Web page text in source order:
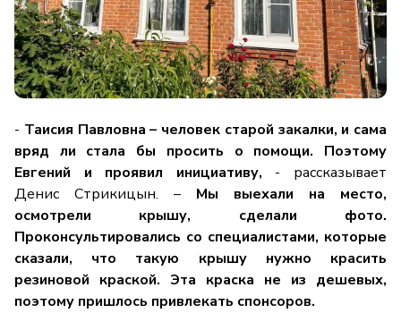
- Таисия Павловна – человек старой закалки, и сама
вряд ли стала бы просить о помощи. Поэтому
Евгений и проявил инициативу, - рассказывает
Денис Стрикицын. – Мы выехали на место,
осмотрели крышу, сделали фото.
Проконсультировались со специалистами, которые
сказали, что такую крышу нужно красить
резиновой краской. Эта краска не из дешевых,
поэтому пришлось привлекать спонсоров.